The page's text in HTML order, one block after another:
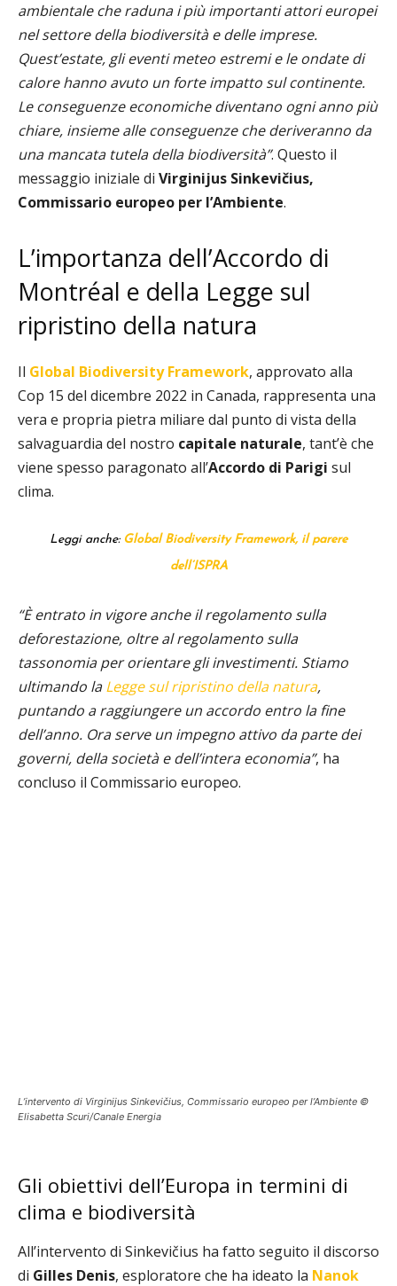
ambientale che raduna i più importanti attori europei
nel settore della biodiversità e delle imprese.
Quest’estate, gli eventi meteo estremi e le ondate di
calore hanno avuto un forte impatto sul continente.
Le conseguenze economiche diventano ogni anno più
chiare, insieme alle conseguenze che deriveranno da
una mancata tutela della biodiversità”. Questo il
messaggio iniziale di Virginijus Sinkevičius,
Commissario europeo per l’Ambiente.
L’importanza dell’Accordo di
Montréal e della Legge sul
ripristino della natura
Il Global Biodiversity Framework, approvato alla
Cop 15 del dicembre 2022 in Canada, rappresenta una
vera e propria pietra miliare dal punto di vista della
salvaguardia del nostro capitale naturale, tant’è che
viene spesso paragonato all’Accordo di Parigi sul
clima.
Leggi anche: Global Biodiversity Framework, il parere
dell’ISPRA
“È entrato in vigore anche il regolamento sulla
deforestazione, oltre al regolamento sulla
tassonomia per orientare gli investimenti. Stiamo
ultimando laLegge sul ripristino della natura,
puntando a raggiungere un accordo entro la fine
dell’anno. Ora serve un impegno attivo da parte dei
governi, della società e dell’intera economia”, ha
concluso il Commissario europeo.
L’intervento di Virginijus Sinkevičius, Commissario europeo per l’Ambiente ©
Elisabetta Scuri/Canale Energia
Gli obiettivi dell’Europa in termini di
clima e biodiversità
All’intervento di Sinkevičius ha fatto seguito il discorso
di Gilles Denis, esploratore che ha ideato la Nanok